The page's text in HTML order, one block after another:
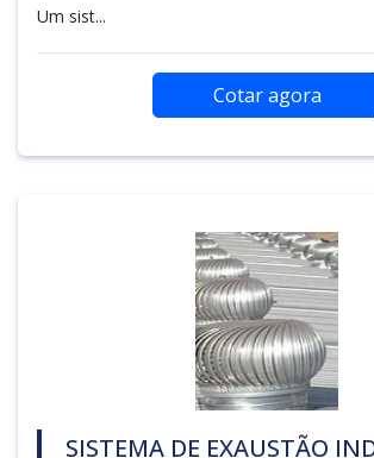
Um sist...
Cotar agora
SISTEMA DE EXAUSTÃO